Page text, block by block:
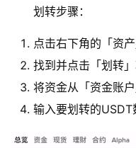
划转步骤：
点击右下角的「资
找到并点击「划转
将资金从「资金账
输入要划转的